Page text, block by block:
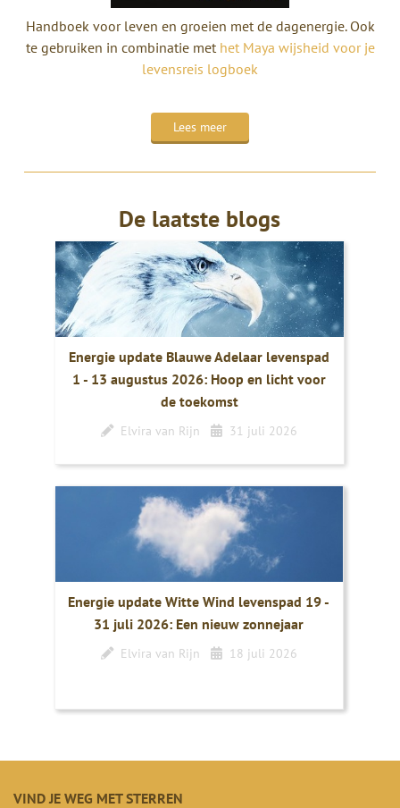
Handboek voor leven en groeien met de dagenergie. Ook
te gebruiken in combinatie met het Maya wijsheid voor je
levensreis logboek
Lees meer
De laatste blogs
Energie update Blauwe Adelaar levenspad
1 - 13 augustus 2026: Hoop en licht voor
de toekomst
Elvira van Rijn 31 juli 2026
Energie update Witte Wind levenspad 19 -
31 juli 2026: Een nieuw zonnejaar
Elvira van Rijn 18 juli 2026
VIND JE WEG MET STERREN